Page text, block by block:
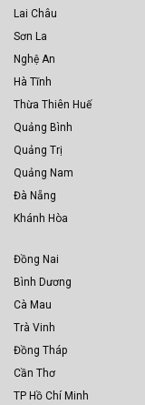
Lai Châu
Sơn La
Nghệ An
Hà Tĩnh
Thừa Thiên Huế
Quảng Bình
Quảng Trị
Quảng Nam
Đà Nẵng
Khánh Hòa
Đồng Nai
Bình Dương
Cà Mau
Trà Vinh
Đồng Tháp
Cần Thơ
TP Hồ Chí Minh